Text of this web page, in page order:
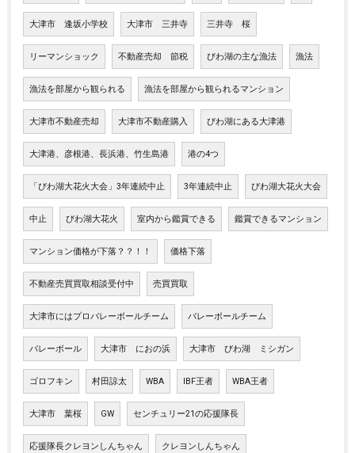
大津市 逢坂小学校 大津市 三井寺 三井寺 桜
リーマンショック 不動産売却 節税 びわ湖の主な漁法 漁法
漁法を部屋から観られる 漁法を部屋から観られるマンション
大津市不動産売却 大津市不動産購入 びわ湖にある大津港
大津港、彦根港、長浜港、竹生島港 港の4つ
「びわ湖大花火大会」3年連続中止 3年連続中止 びわ湖大花火大会
中止 びわ湖大花火 室内から鑑賞できる 鑑賞できるマンション
マンション価格が下落？？！！ 価格下落
不動産売買買取相談受付中 売買買取
大津市にはプロバレーボールチーム バレーボールチーム
バレーボール 大津市 におの浜 大津市 びわ湖 ミシガン
ゴロフキン 村田諒太 WBA IBF王者 WBA王者
大津市 葉桜 GW センチュリー21の応援隊長
応援隊長クレヨンしんちゃん クレヨンしんちゃん